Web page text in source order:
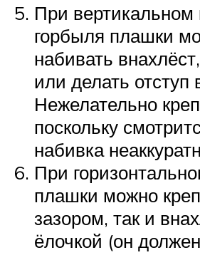
При вертикальном
горбыля плашки
набивать
или делать отступ
Нежелательно
поскольку
набивка
При
плашки можно
зазором, так и
ёлочкой (он